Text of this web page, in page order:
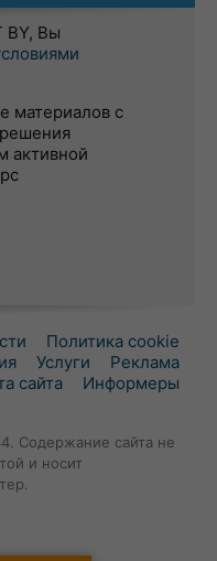
BY, Вы
материалов с
активной
Политика cookie
Услуги
Реклама
сайта Информеры
Содержание сайта не
и носит